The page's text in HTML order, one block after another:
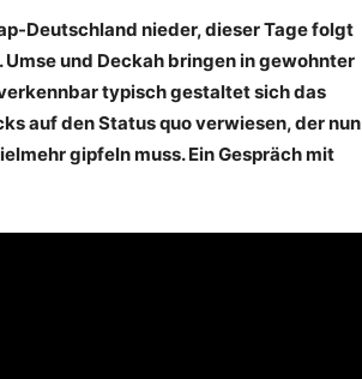
Deutschland nieder, dieser Tage folgt
und Deckah bringen in gewohnter
typisch gestaltet sich das
auf den Status quo verwiesen, der nun
gipfeln muss. Ein Gespräch mit